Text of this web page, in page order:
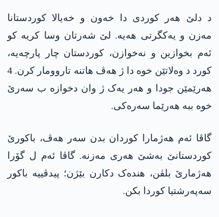
د دلێ ھەر کوردی دا خەون و خەیالا کوردستانا
مەزن و یەکگرتی ھەیە. لێ شەرتان وسا کریە کو
ئەم بخوازین و نەخوازن، کوردستان چار پارچەیە،
کورد د وەلاتێن خوە دا ژ ھەڤ ھاتنە تاروومار کرن. 4
ھەرێمێن جودا و ھەر یەک ژ وان دخوازە ب سەرێ
خوە ببە ھەرێما سەرەکی.
گاڤا ئەم ھەژمارا کوردان بدن سەر ھەڤ، باکورێ
کوردستانێ بەشێ ھەری مەزنە. گاڤا ئەم ل گۆرا
ھەژمارێ بلڤن، ھندەک دکارن بێژن؛ پیدڤییە باکور
سەپەرشتیا کوردا بکن.